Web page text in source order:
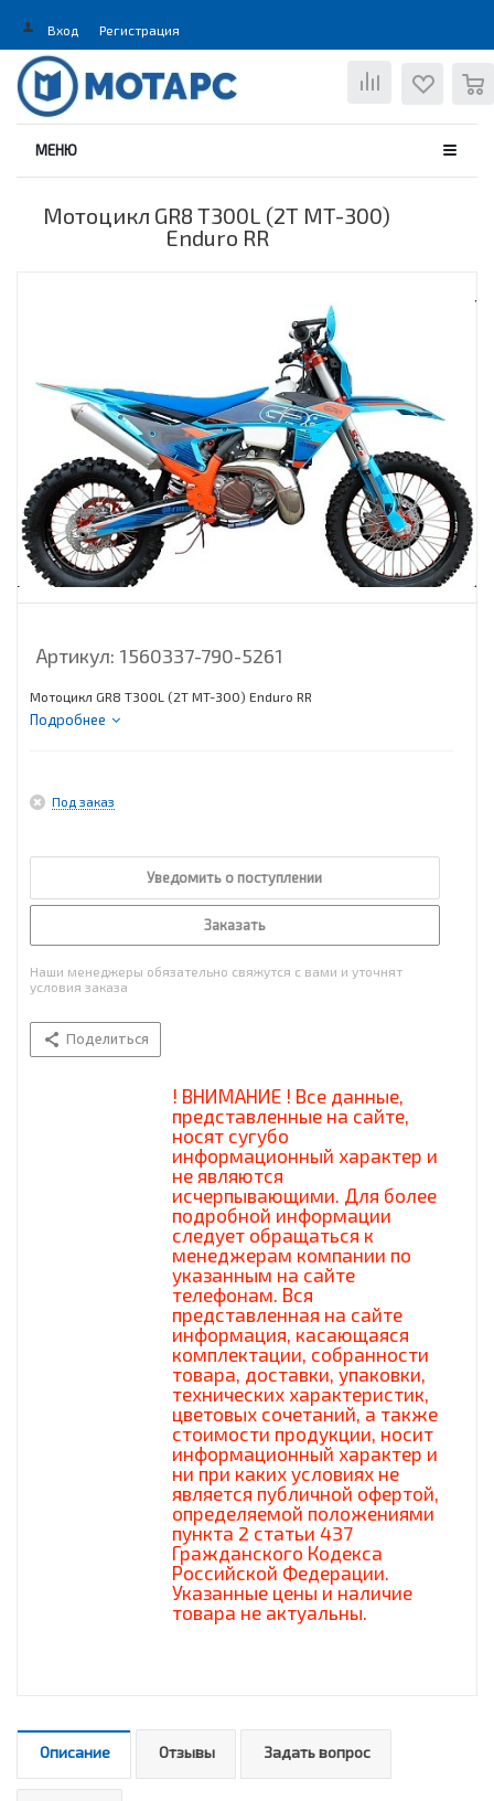
Вход Регистрация
МЕНЮ
Мотоцикл GR8 T300L (2T MT-300)
Enduro RR
Артикул: 1560337-790-5261
Мотоцикл GR8 T300L (2T MT-300) Enduro RR
Подробнее
Под заказ
Уведомить о поступлении
Заказать
Наши менеджеры обязательно свяжутся с вами и уточнят
условия заказа
Поделиться
! ВНИМАНИЕ ! Все данные,
представленные на сайте,
носят сугубо
информационный характер и
не являются
исчерпывающими. Для более
подробной информации
следует обращаться к
менеджерам компании по
указанным на сайте
телефонам. Вся
представленная на сайте
информация, касающаяся
комплектации, собранности
товара, доставки, упаковки,
технических характеристик,
цветовых сочетаний, а также
стоимости продукции, носит
информационный характер и
ни при каких условиях не
является публичной офертой,
определяемой положениями
пункта 2 статьи 437
Гражданского Кодекса
Российской Федерации.
Указанные цены и наличие
товара не актуальны.
Описание Отзывы Задать вопрос